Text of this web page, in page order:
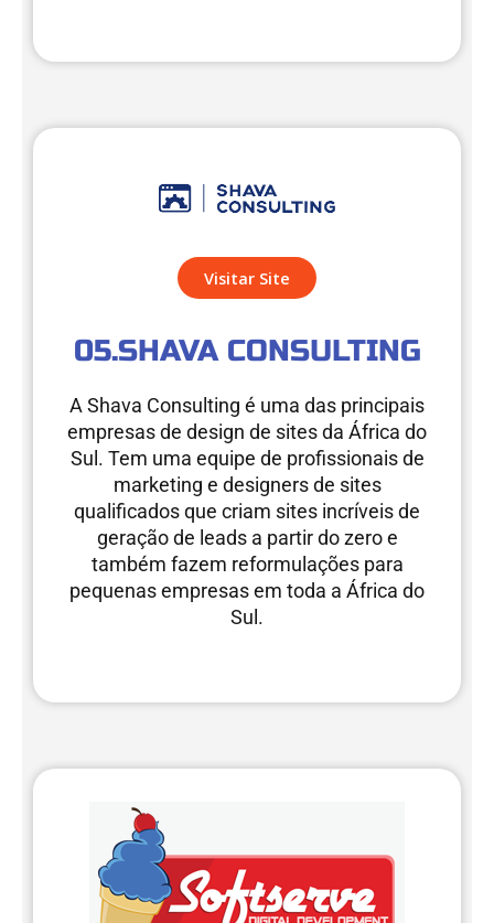
Visitar Site
05.SHAVA CONSULTING
A Shava Consulting é uma das principais
empresas de design de sites da África do
Sul. Tem uma equipe de profissionais de
marketing e designers de sites
qualificados que criam sites incríveis de
geração de leads a partir do zero e
também fazem reformulações para
pequenas empresas em toda a África do
Sul.